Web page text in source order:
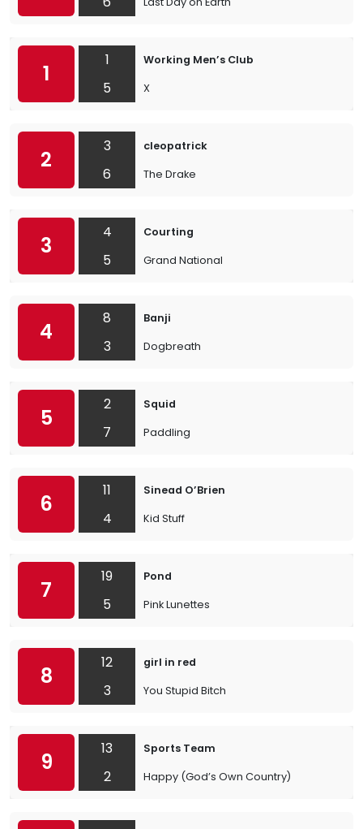
1
1
5
Working Men’s Club
X
2
3
6
cleopatrick
The Drake
3
4
5
Courting
Grand National
4
8
3
Banji
Dogbreath
5
2
7
Squid
Paddling
6
11
4
Sinead O’Brien
Kid Stuff
7
19
5
Pond
Pink Lunettes
8
12
3
girl in red
You Stupid Bitch
9
13
2
Sports Team
Happy (God’s Own Country)